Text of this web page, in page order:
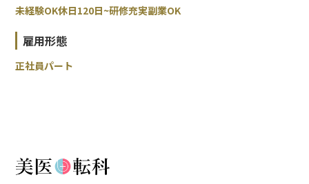
未経験OK休日120日~研修充実副業OK
雇用形態
正社員パート